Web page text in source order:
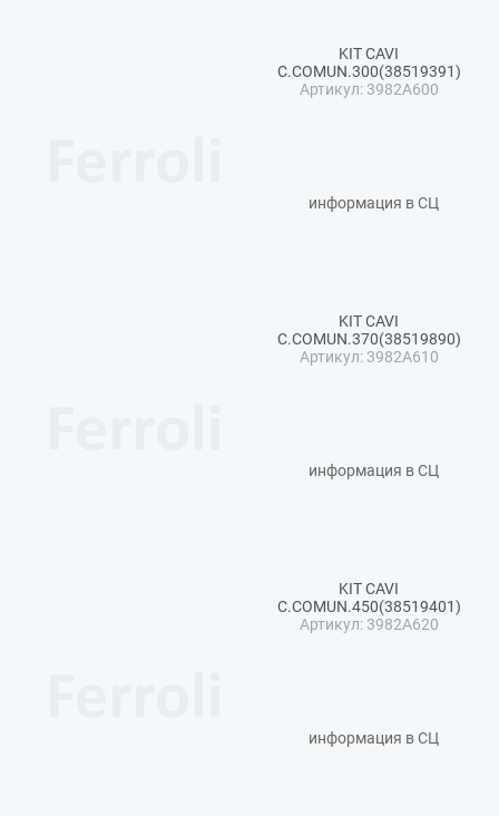
KIT CAVI
C.COMUN.300(38519391)
Артикул: 3982A600
информация в СЦ
KIT CAVI
C.COMUN.370(38519890)
Артикул: 3982A610
информация в СЦ
KIT CAVI
C.COMUN.450(38519401)
Артикул: 3982A620
информация в СЦ